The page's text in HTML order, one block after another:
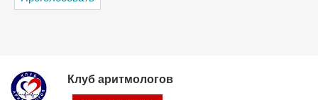
Клуб аритмологов